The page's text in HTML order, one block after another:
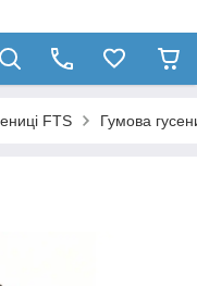
FTS Гумова